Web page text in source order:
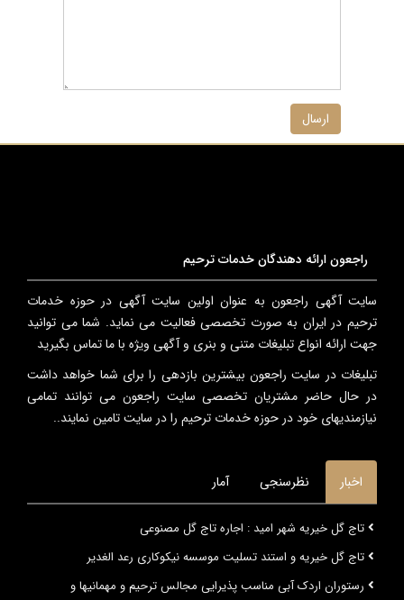
ارسال
راجعون ارائه دهندگان خدمات ترحیم
سایت آگهی راجعون به عنوان اولین سایت آگهی در حوزه خدمات
ترحیم در ایران به صورت تخصصی فعالیت می نماید. شما می توانید
جهت ارائه انواع تبلیغات متنی و بنری و آگهی ویژه با ما تماس بگیرید
تبلیغات در سایت راجعون بیشترین بازدهی را برای شما خواهد داشت
در حال حاضر مشتریان تخصصی سایت راجعون می توانند تمامی
نیازمندیهای خود در حوزه خدمات ترحیم را در سایت تامین نمایند..
اخبار نظرسنجی آمار
تاج گل خیریه شهر امید : اجاره تاج گل مصنوعی
تاج گل خیریه و استند تسلیت موسسه نیکوکاری رعد الغدیر
رستوران اردک آبی مناسب پذیرایی مجالس ترحیم و مهمانیها و